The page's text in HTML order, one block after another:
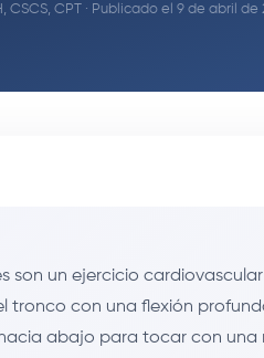
CSCS, CPT · Publicado el 9 de abril
son un ejercicio
tronco con una flexión
abajo para tocar con